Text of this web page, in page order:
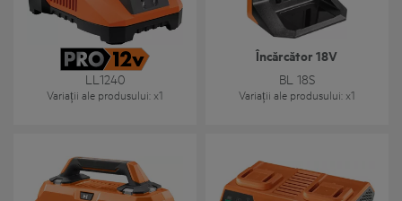
LL1240
Variații ale produsului: x1
Încărcător 18V
BL 18S
Variații ale produsului: x1